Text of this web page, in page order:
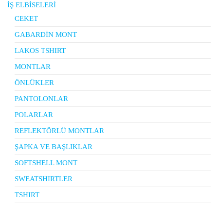
İŞ ELBİSELERİ
CEKET
GABARDİN MONT
LAKOS TSHIRT
MONTLAR
ÖNLÜKLER
PANTOLONLAR
POLARLAR
REFLEKTÖRLÜ MONTLAR
ŞAPKA VE BAŞLIKLAR
SOFTSHELL MONT
SWEATSHIRTLER
TSHIRT